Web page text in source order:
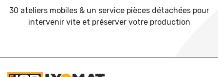
30 ateliers mobiles & un service pièces détachées pour
intervenir vite et préserver votre production